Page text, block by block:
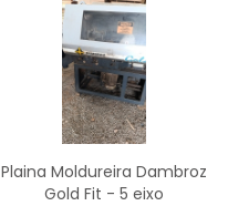
Plaina Moldureira Dambroz
Gold Fit - 5 eixo